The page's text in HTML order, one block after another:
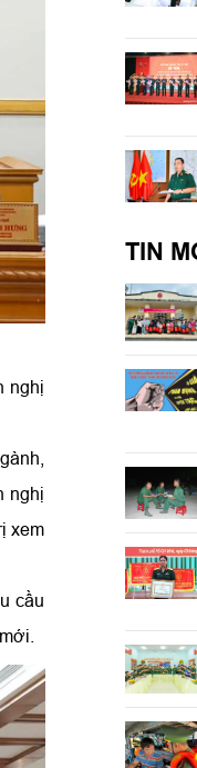
nghị
nghị
xem
cầu
TIN